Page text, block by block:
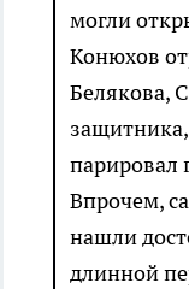
могли
Конюхов
Белякова,
парировал
Впрочем,
нашли
длинной